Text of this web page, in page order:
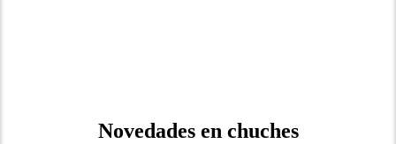
Novedades en chuches